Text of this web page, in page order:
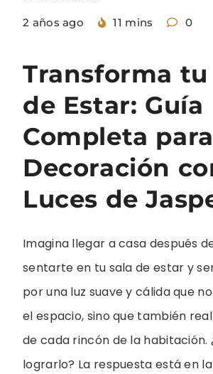
2 años ago
11 mins 0
Transforma tu
de Estar: Guía
Completa
Decoración
Luces de
Imagina llegar a casa después
sentarte en tu sala de estar y
por una luz suave y cálida que
el espacio, sino que también
de cada rincón de la habitación.
lograrlo? La respuesta está en la